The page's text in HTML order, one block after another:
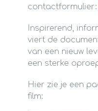
contactformulier:
Inspirerend,
viert de
van een nieuw
een sterke
Hier zie je een
film: